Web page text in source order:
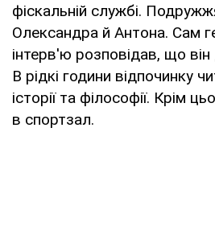
фіскальній службі.
Олександра й Антона. Сам
інтерв'ю розповідав, що
В рідкі години відпочинку
історії та філософії. Крім
в спортзал.